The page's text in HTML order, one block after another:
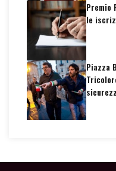
Premio
le
Piazza